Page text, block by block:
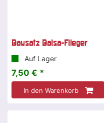
Bausatz Balsa-Flieger
Auf Lager
7,50 € *
In den Warenkorb